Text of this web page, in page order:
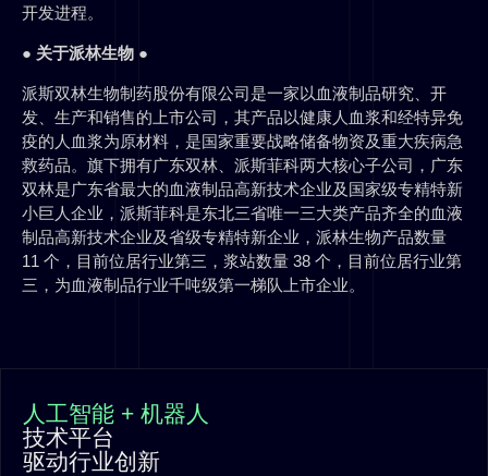
开发进程。
● 关于派林生物 ●
派斯双林生物制药股份有限公司是一家以血液制品研究、开
发、生产和销售的上市公司，其产品以健康人血浆和经特异免
疫的人血浆为原材料，是国家重要战略储备物资及重大疾病急
救药品。旗下拥有广东双林、派斯菲科两大核心子公司，广东
双林是广东省最大的血液制品高新技术企业及国家级专精特新
小巨人企业，派斯菲科是东北三省唯一三大类产品齐全的血液
制品高新技术企业及省级专精特新企业，派林生物产品数量
11 个，目前位居行业第三，浆站数量 38 个，目前位居行业第
三，为血液制品行业千吨级第一梯队上市企业。
人工智能 + 机器人
技术平台
驱动行业创新